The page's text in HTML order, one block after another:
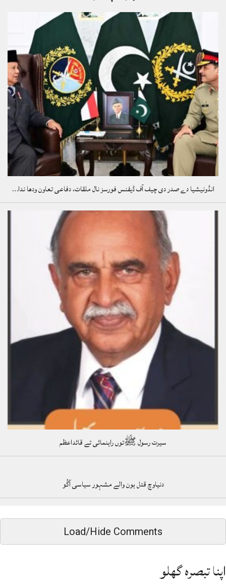
انڈونیشیا دے صدر دی چیف آف ڈیفنس فورسز نال ملقات، دفاعی تعاون ودھا ندا…
سیرت رسول ﷺتوں راہنمائی تے قائداعظم
دنیاوچ قتل ہون والے مشہور سیاسی آگُو
Load/Hide Comments
اپنا تبصرہ گھلو